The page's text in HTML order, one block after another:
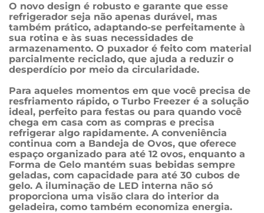
O novo design é robusto e garante que esse
refrigerador seja não apenas durável, mas
também prático, adaptando-se perfeitamente à
sua rotina e às suas necessidades de
armazenamento. O puxador é feito com material
parcialmente reciclado, que ajuda a reduzir o
desperdício por meio da circularidade.
Para aqueles momentos em que você precisa de
resfriamento rápido, o Turbo Freezer é a solução
ideal, perfeito para festas ou para quando você
chega em casa com as compras e precisa
refrigerar algo rapidamente. A conveniência
continua com a Bandeja de Ovos, que oferece
espaço organizado para até 12 ovos, enquanto a
Forma de Gelo mantém suas bebidas sempre
geladas, com capacidade para até 30 cubos de
gelo. A iluminação de LED interna não só
proporciona uma visão clara do interior da
geladeira, como também economiza energia.